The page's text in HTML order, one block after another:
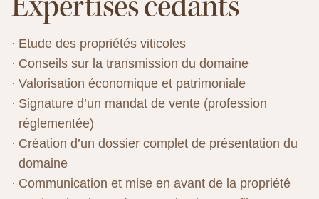
Etude des propriétés viticoles
Conseils sur la transmission du domaine
Valorisation économique et patrimoniale
Signature d’un mandat de vente (profession
réglementée)
Création d’un dossier complet de présentation du
domaine
Communication et mise en avant de la propriété